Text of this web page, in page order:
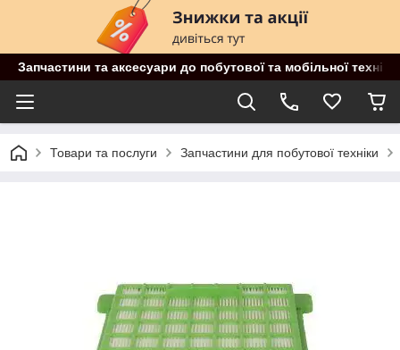
Запчастини та аксесуари до побутової та мобільної
Товари та послуги Запчастини для побутової техніки